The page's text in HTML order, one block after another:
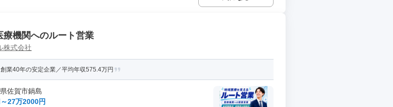
療機関へのルート営業
株式会社
業40年の安定企業／平均年収575.4万円
佐賀市鍋島
27万2000円